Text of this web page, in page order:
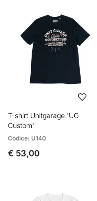
T-shirt Unitgarage 'UG
Custom'
Codice: U140
€ 53,00